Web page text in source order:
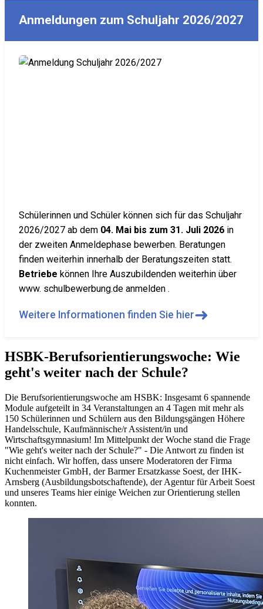
Anmeldungen zum Schuljahr 2026/2027
Schülerinnen und Schüler können sich für das Schuljahr
2026/2027 ab dem 04. Mai bis zum 31. Juli 2026 in
der zweiten Anmeldephase bewerben. Beratungen
finden weiterhin innerhalb der Beratungszeiten statt.
Betriebe können Ihre Auszubildenden weiterhin über
www. schulbewerbung.de anmelden .
Weitere Informationen finden Sie hier➜
HSBK-Berufsorientierungswoche: Wie
geht's weiter nach der Schule?
Die Berufsorientierungswoche am HSBK: Insgesamt 6 spannende
Module aufgeteilt in 34 Veranstaltungen an 4 Tagen mit mehr als
150 Schülerinnen und Schülern aus den Bildungsgängen Höhere
Handelsschule, Kaufmännische/r Assistent/in und
Wirtschaftsgymnasium! Im Mittelpunkt der Woche stand die Frage
"Wie geht's weiter nach der Schule?" - Die Antwort zu finden ist
nicht einfach. Wir hoffen, dass unsere Moderatoren der Firma
Kuchenmeister GmbH, der Barmer Ersatzkasse Soest, der IHK-
Arnsberg (Ausbildungsbotschaftende), der Agentur für Arbeit Soest
und unseres Teams hier einige Weichen zur Orientierung stellen
konnten.